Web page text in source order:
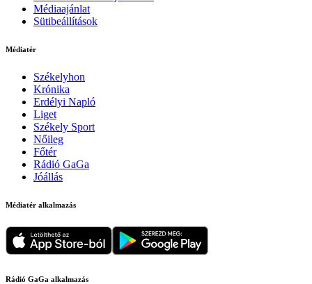
Médiaajánlat
Sütibeállítások
Médiatér
Székelyhon
Krónika
Erdélyi Napló
Liget
Székely Sport
Nőileg
Főtér
Rádió GaGa
Jóállás
Médiatér alkalmazás
Rádió GaGa alkalmazás